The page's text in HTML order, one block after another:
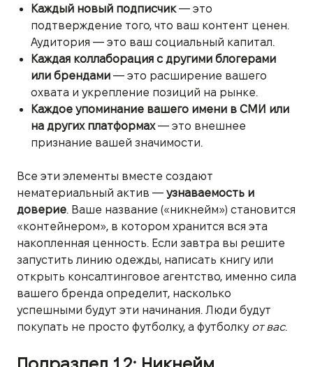
Каждый новый подписчик— это
подтверждение того, что ваш контент ценен.
Аудитория — это ваш социальный капитал.
Каждая коллаборация с другими блогерами
или брендами — это расширение вашего
охвата и укрепление позиций на рынке.
Каждое упоминание вашего имени в СМИ или
на других платформах— это внешнее
признание вашей значимости.
Все эти элементы вместе создают
нематериальный актив — узнаваемость и
доверие. Ваше название («никнейм») становится
«контейнером», в котором хранится вся эта
накопленная ценность. Если завтра вы решите
запустить линию одежды, написать книгу или
открыть консалтинговое агентство, именно сила
вашего бренда определит, насколько
успешными будут эти начинания. Люди будут
покупать не просто футболку, а футболку от вас.